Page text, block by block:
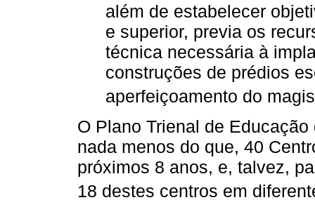
além de estabelecer
e superior, previa os
técnica necessária à
construções de prédios
aperfeiçoamento do
O Plano Trienal de
nada menos do que, 40
próximos 8 anos, e, talvez,
18 destes centros em